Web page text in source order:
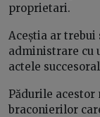
proprietari.
Aceștia ar trebui
administrare cu
actele
Pădurile
braconierilor